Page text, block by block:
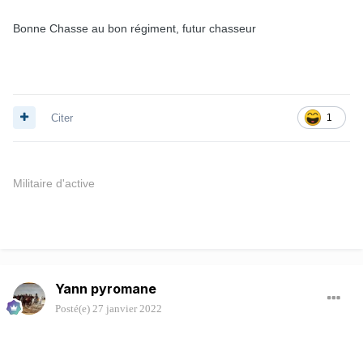
Bonne Chasse au bon régiment, futur chasseur
1
Citer
Militaire d'active
Yann pyromane
Posté(e) 27 janvier 2022